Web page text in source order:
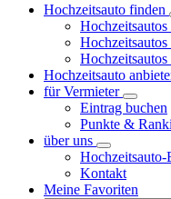
Hochzeitsauto finden
Hochzeitsauto
für Vermieter
Eintrag buchen
Punkte &
über uns
Kontakt
Meine Favoriten